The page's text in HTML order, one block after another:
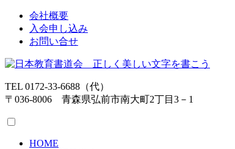
会社概要
入会申し込み
お問い合せ
TEL 0172-33-6688（代）
〒036-8006 青森県弘前市南大町2丁目3－1
HOME